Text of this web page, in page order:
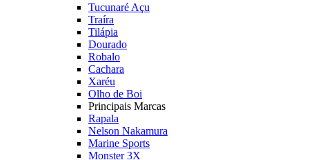
Tucunaré Açu
Traíra
Tilápia
Dourado
Robalo
Cachara
Xaréu
Olho de Boi
Principais Marcas
Rapala
Nelson Nakamura
Marine Sports
Monster 3X